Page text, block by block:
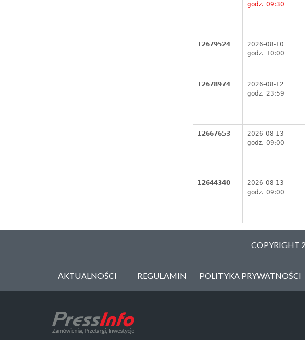
godz. 09:30
12679524
2026-08-10
godz. 10:00
12678974
2026-08-12
godz. 23:59
12667653
2026-08-13
godz. 09:00
12644340
2026-08-13
godz. 09:00
COPYRIGHT
AKTUALNOŚCI REGULAMIN POLITYKA PRYWATNOŚCI